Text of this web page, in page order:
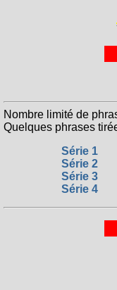
Nombre limité de
Quelques phrases
Série 1
Série 2
Série 3
Série 4